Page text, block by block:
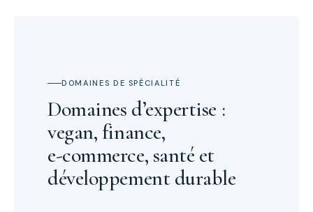
DOMAINES DE SPÉCIALITÉ
Domaines d’expertise :
vegan, finance,
e-commerce, santé et
développement durable